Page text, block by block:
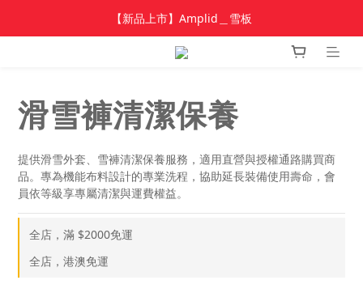
加入新會員 領$100 購物金，首單享免運🚛
【新品上市】Amplid＿雪板
【新品上市】雪季商品
滑雪褲清潔保養
提供滑雪外套、雪褲清潔保養服務，適用直營與授權通路購買商
品。專為機能布料設計的專業洗程，協助延長裝備使用壽命，會
員依等級享專屬清潔與運費權益。
全店，滿 $2000免運
全店，港澳免運